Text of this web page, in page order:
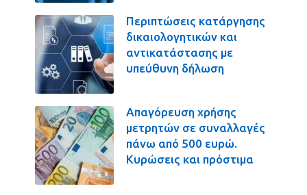
Περιπτώσεις κατάργησης
δικαιολογητικών και
αντικατάστασης με
υπεύθυνη δήλωση
Απαγόρευση χρήσης
μετρητών σε συναλλαγές
πάνω από 500 ευρώ.
Κυρώσεις και πρόστιμα